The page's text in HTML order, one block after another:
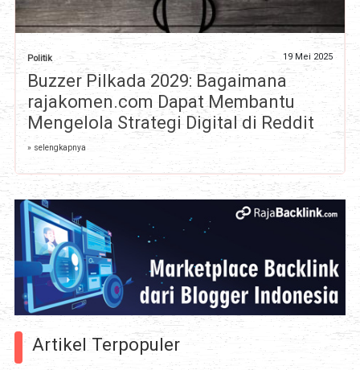
Politik 19 Mei 2025
Buzzer Pilkada 2029: Bagaimana
rajakomen.com Dapat Membantu
Mengelola Strategi Digital di Reddit
» selengkapnya
Artikel Terpopuler